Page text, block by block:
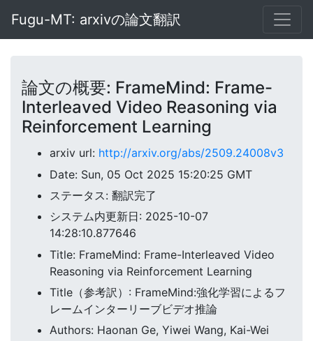
Fugu-MT: arxivの論文翻訳
論文の概要: FrameMind: Frame-
Interleaved Video Reasoning via
Reinforcement Learning
arxiv url: http://arxiv.org/abs/2509.24008v3
Date: Sun, 05 Oct 2025 15:20:25 GMT
ステータス: 翻訳完了
システム内更新日: 2025-10-07
14:28:10.877646
Title: FrameMind: Frame-Interleaved Video
Reasoning via Reinforcement Learning
Title（参考訳）: FrameMind:強化学習によるフ
レームインターリーブビデオ推論
Authors: Haonan Ge, Yiwei Wang, Kai-Wei